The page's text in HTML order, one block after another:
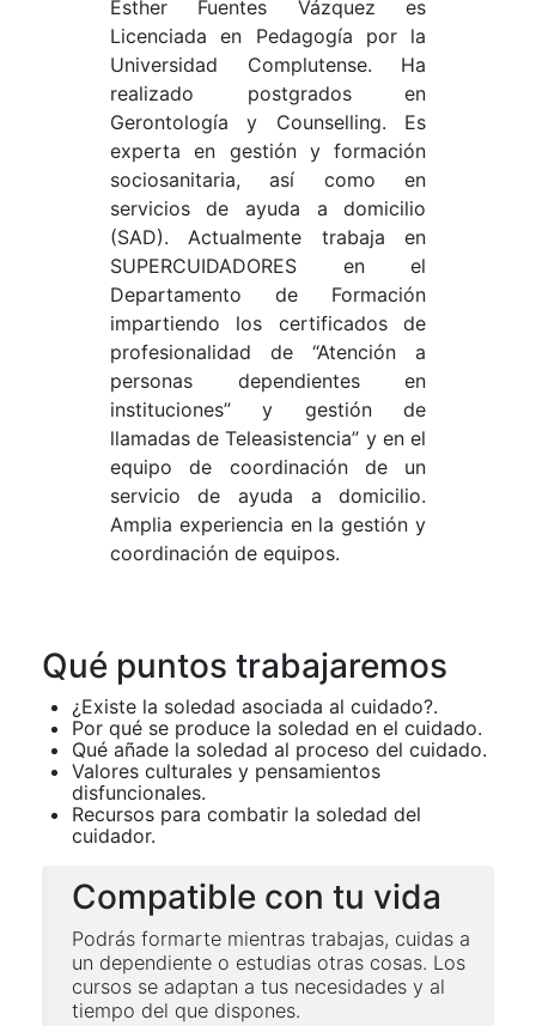
Esther Fuentes Vázquez es
Licenciada en Pedagogía por la
Universidad Complutense. Ha
realizado postgrados en
Gerontología y Counselling. Es
experta en gestión y formación
sociosanitaria, así como en
servicios de ayuda a domicilio
(SAD). Actualmente trabaja en
SUPERCUIDADORES en el
Departamento de Formación
impartiendo los certificados de
profesionalidad de “Atención a
personas dependientes en
instituciones” y gestión de
llamadas de Teleasistencia” y en el
equipo de coordinación de un
servicio de ayuda a domicilio.
Amplia experiencia en la gestión y
coordinación de equipos.
Qué puntos trabajaremos
¿Existe la soledad asociada al cuidado?.
Por qué se produce la soledad en el cuidado.
Qué añade la soledad al proceso del cuidado.
Valores culturales y pensamientos
disfuncionales.
Recursos para combatir la soledad del
cuidador.
Compatible con tu vida
Podrás formarte mientras trabajas, cuidas a
un dependiente o estudias otras cosas. Los
cursos se adaptan a tus necesidades y al
tiempo del que dispones.